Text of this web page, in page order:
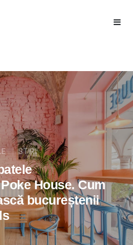
STIRI
House. Cum
bucureștenii